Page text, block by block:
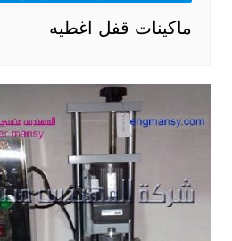
ماكينات قفل اغطيه